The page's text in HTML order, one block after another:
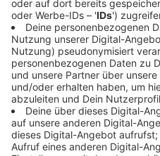
Hier hat sich die
200er-Marke genähert.
Schulschließung beim
es nur für
Das Land hat 15 der 53
benannt, die beim
Gelsenkirchen, Hagen,